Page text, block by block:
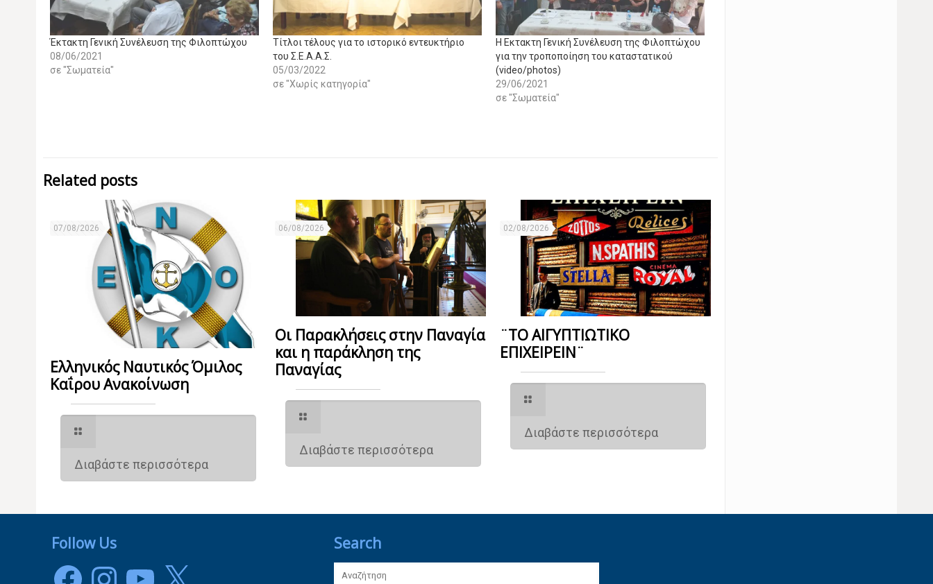
Έκτακτη Γενική Συνέλευση της Φιλοπτώχου
08/06/2021
σε "Σωματεία"
Τίτλοι τέλους για το ιστορικό εντευκτήριο
του Σ.Ε.Α.Α.Σ.
05/03/2022
σε "Χωρίς κατηγορία"
Η Εκτακτη Γενική Συνέλευση της Φιλοπτώχου
για την τροποποίηση του καταστατικού
(video/photos)
29/06/2021
σε "Σωματεία"
Related posts
07/08/2026
Ελληνικός Ναυτικός Όμιλος
Καΐρου Ανακοίνωση
Διαβάστε περισσότερα
06/08/2026
Οι Παρακλήσεις στην Παναγία
και η παράκληση της
Παναγίας
Διαβάστε περισσότερα
02/08/2026
¨ΤΟ ΑΙΓΥΠΤΙΩΤΙΚΟ
ΕΠΙΧΕΙΡΕΙΝ¨
Διαβάστε περισσότερα
Follow Us
FacebookInstagramYouTube
X
Search